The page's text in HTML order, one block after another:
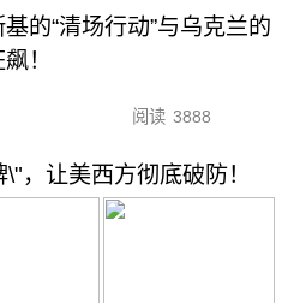
的“清场行动”与乌克兰的
！
阅读 3888
，让美西方彻底破防！